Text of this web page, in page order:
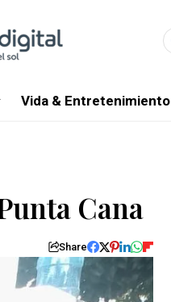
Vida & Entretenimiento
Cana
Share